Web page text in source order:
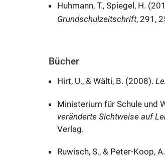
Huhmann, T., Spiegel, H.
Grundschulzeitschrift, 291,
Bücher
Hirt, U., & Wälti, B. (2008).
Ministerium für Schule und
veränderte Sichtweise auf
Verlag.
Ruwisch, S., & Peter-Koop,